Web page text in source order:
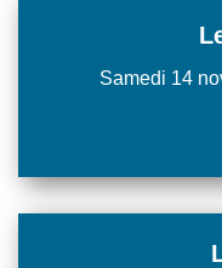
Samedi 14